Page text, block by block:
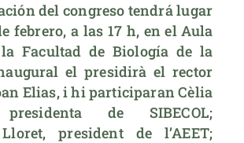
del congreso tendrá lugar
febrero, a las 17 h, en el Aula
Facultad de Biología de la
el presidirà el rector
Elias, i hi participaran Cèlia
de SIBECOL;
president de l’AEET;